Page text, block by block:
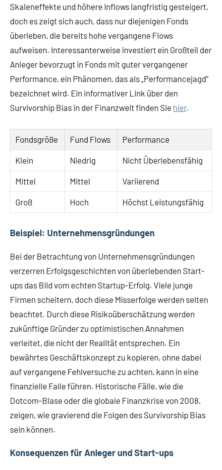
Skaleneffekte und höhere Inflows langfristig gesteigert,
doch es zeigt sich auch, dass nur diejenigen Fonds
überleben, die bereits hohe vergangene Flows
aufweisen. Interessanterweise investiert ein Großteil der
Anleger bevorzugt in Fonds mit guter vergangener
Performance, ein Phänomen, das als „Performancejagd“
bezeichnet wird. Ein informativer Link über den
Survivorship Bias in der Finanzwelt finden Sie hier.
Fondsgröße Fund Flows Performance
Klein Niedrig Nicht Überlebensfähig
Mittel Mittel Variierend
Groß Hoch Höchst Leistungsfähig
Beispiel: Unternehmensgründungen
Bei der Betrachtung von Unternehmensgründungen
verzerren Erfolgsgeschichten von überlebenden Start-
ups das Bild vom echten Startup-Erfolg. Viele junge
Firmen scheitern, doch diese Misserfolge werden selten
beachtet. Durch diese Risikoüberschätzung werden
zukünftige Gründer zu optimistischen Annahmen
verleitet, die nicht der Realität entsprechen. Ein
bewährtes Geschäftskonzept zu kopieren, ohne dabei
auf vergangene Fehlversuche zu achten, kann in eine
finanzielle Falle führen. Historische Fälle, wie die
Dotcom-Blase oder die globale Finanzkrise von 2008,
zeigen, wie gravierend die Folgen des Survivorship Bias
sein können.
Konsequenzen für Anleger und Start-ups